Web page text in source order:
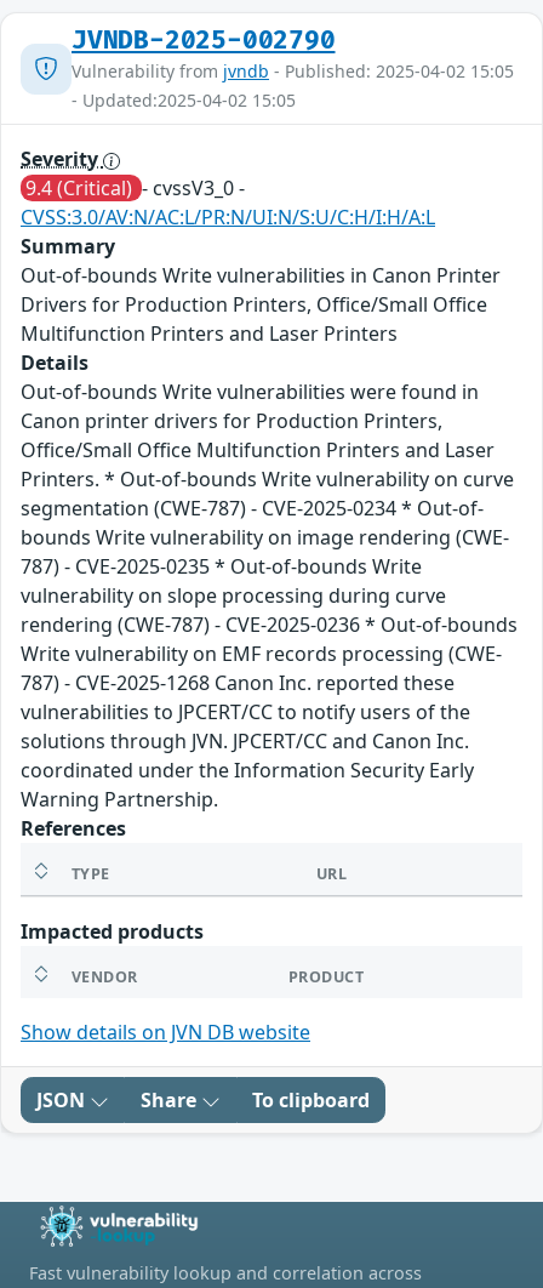
JVNDB-2025-002790
Vulnerability from jvndb - Published: 2025-04-02 15:05
- Updated:2025-04-02 15:05
Severity
9.4 (Critical) - cvssV3_0 -
CVSS:3.0/AV:N/AC:L/PR:N/UI:N/S:U/C:H/I:H/A:L
Summary
Out-of-bounds Write vulnerabilities in Canon Printer
Drivers for Production Printers, Office/Small Office
Multifunction Printers and Laser Printers
Details
Out-of-bounds Write vulnerabilities were found in
Canon printer drivers for Production Printers,
Office/Small Office Multifunction Printers and Laser
Printers. * Out-of-bounds Write vulnerability on curve
segmentation (CWE-787) - CVE-2025-0234 * Out-of-
bounds Write vulnerability on image rendering (CWE-
787) - CVE-2025-0235 * Out-of-bounds Write
vulnerability on slope processing during curve
rendering (CWE-787) - CVE-2025-0236 * Out-of-bounds
Write vulnerability on EMF records processing (CWE-
787) - CVE-2025-1268 Canon Inc. reported these
vulnerabilities to JPCERT/CC to notify users of the
solutions through JVN. JPCERT/CC and Canon Inc.
coordinated under the Information Security Early
Warning Partnership.
References
TYPE URL
Impacted products
VENDOR PRODUCT
Show details on JVN DB website
JSON Share To clipboard
Fast vulnerability lookup and correlation across